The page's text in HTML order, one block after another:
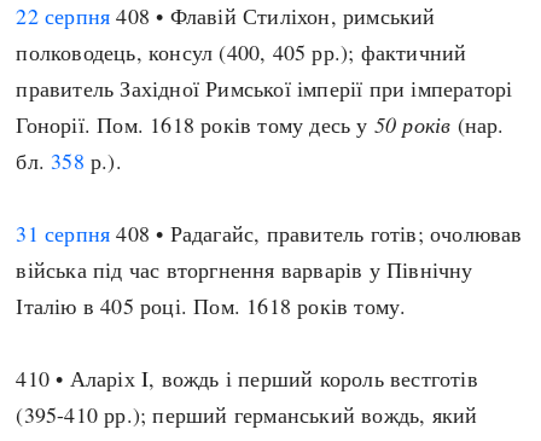
22 серпня 408 • Флавій Стиліхон, римський
полководець, консул (400, 405 рр.); фактичний
правитель Західної Римської імперії при імператорі
Гонорії. Пом. 1618 років тому десь у 50 років (нар.
бл. 358 р.).
31 серпня 408 • Радагайс, правитель готів; очолював
війська під час вторгнення варварів у Північну
Італію в 405 році. Пом. 1618 років тому.
410 • Аларіх I, вождь і перший король вестготів
(395-410 рр.); перший германський вождь, який